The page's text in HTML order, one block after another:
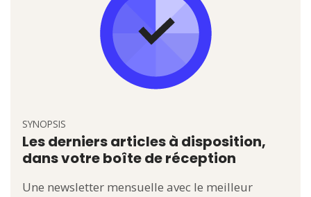
SYNOPSIS
Les derniers articles à disposition,
dans votre boîte de réception
Une newsletter mensuelle avec le meilleur